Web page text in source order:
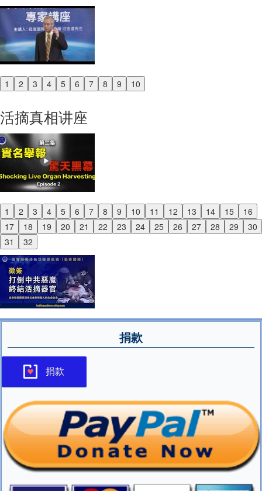
1 2 3 4 5 6 7 8 9 10
Previous
活摘真相讲座
1 2 3 4 5 6 7 8 9 10 11 12 13 14 15
16
17
18 19 20 21 22 23 24 25 26 27 28 29
30
31
32
Previous
Next
捐款
捐款